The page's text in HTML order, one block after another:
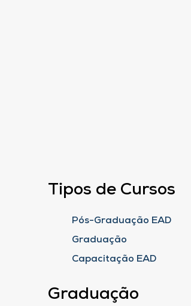
Tipos de Cursos
Pós-Graduação EAD
Graduação
Capacitação EAD
Graduação